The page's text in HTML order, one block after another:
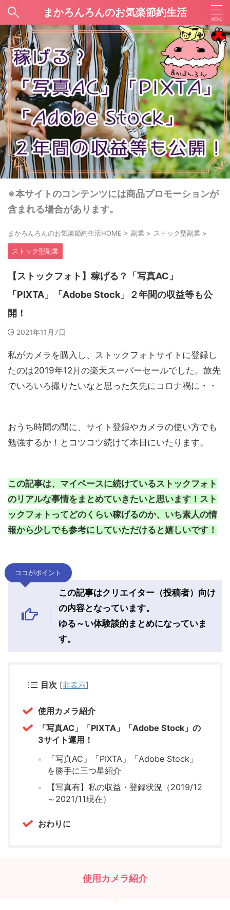
まかろんろんのお気楽節約生活
※本サイトのコンテンツには商品プロモーションが
含まれる場合があります。
まかろんろんのお気楽節約生活HOME > 副業 > ストック型副業 >
ストック型副業
【ストックフォト】稼げる？「写真AC」
「PIXTA」「Adobe Stock」２年間の収益等も公
開！
2021年11月7日
私がカメラを購入し、ストックフォトサイトに登録し
たのは2019年12月の楽天スーパーセールでした。旅先
でいろいろ撮りたいなと思った矢先にコロナ禍に・・
おうち時間の間に、サイト登録やカメラの使い方でも
勉強するか！とコツコツ続けて本日にいたります。
この記事は、マイペースに続けているストックフォト
のリアルな事情をまとめていきたいと思います！ スト
ックフォトってどのくらい稼げるのか、いち素人の情
報から少しでも参考にしていただけると嬉しいです！
ココがポイント
この記事はクリエイター（投稿者）向け
の内容となっています。
ゆる～い体験談的まとめになっていま
す。
目次 [非表示]
使用カメラ紹介
「写真AC」「PIXTA」「Adobe Stock」の
3サイト運用！
「写真AC」「PIXTA」「Adobe Stock」
を勝手に三つ星紹介
【写真有】私の収益・登録状況（2019/12
～2021/11現在）
おわりに
使用カメラ紹介